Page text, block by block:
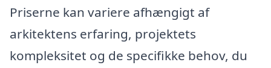
Priserne kan variere afhængigt af
arkitektens erfaring, projektets
kompleksitet og de specifikke behov, du